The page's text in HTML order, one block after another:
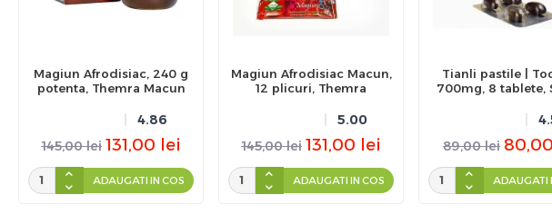
Magiun Afrodisiac, 240 g
potenta, Themra Macun
4.86
145,00 lei 131,00 lei
ADAUGATI IN COS
Magiun Afrodisiac Macun,
12 plicuri, Themra
5.00
145,00 lei 131,00 lei
ADAUGATI IN COS
Tianli pastile |
700mg, 8 tablete,
89,00 lei 80,00
ADAUGATI